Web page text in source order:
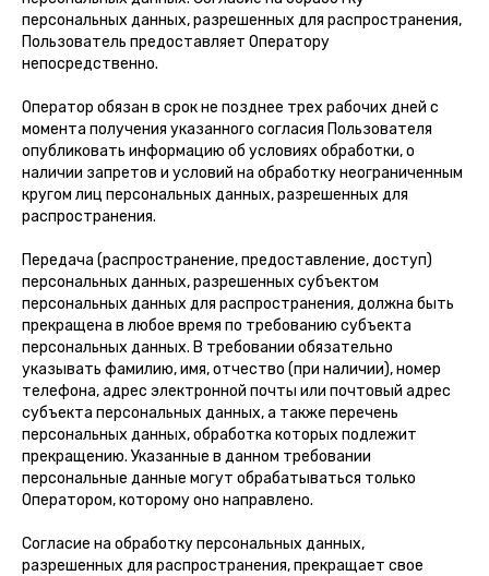
персональных данных, разрешенных для распространения,
Пользователь предоставляет Оператору
непосредственно.
Оператор обязан в срок не позднее трех рабочих дней с
момента получения указанного согласия Пользователя
опубликовать информацию об условиях обработки, о
наличии запретов и условий на обработку неограниченным
кругом лиц персональных данных, разрешенных для
распространения.
Передача (распространение, предоставление, доступ)
персональных данных, разрешенных субъектом
персональных данных для распространения, должна быть
прекращена в любое время по требованию субъекта
персональных данных. В требовании обязательно
указывать фамилию, имя, отчество (при наличии), номер
телефона, адрес электронной почты или почтовый адрес
субъекта персональных данных, а также перечень
персональных данных, обработка которых подлежит
прекращению. Указанные в данном требовании
персональные данные могут обрабатываться только
Оператором, которому оно направлено.
Согласие на обработку персональных данных,
разрешенных для распространения, прекращает свое